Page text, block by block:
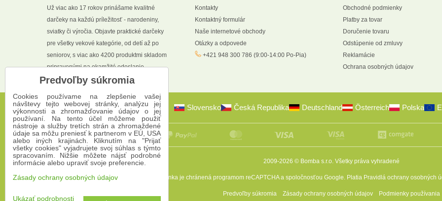
Už viac ako 17 rokov prinášame kvalitné
darčeky na každú príležitosť - narodeniny,
sviatky či výročia. Objavte praktické darčeky
pre všetky vekové kategórie, od detí až po
seniorov, s viac ako 4200 produktmi skladom
pripravenými na okamžité odoslanie.
Kontakty
Kontaktný formulár
Naše internetové obchody
Otázky a odpovede
+421 948 300 786 (9:00-14:00 Po-Pia)
Obchodné podmienky
Platby za tovar
Doručenie tovaru
Odstúpenie od zmluvy
Reklamácie
Ochrana osobných údajov
Slovensko Česká Republika Deutschland Österreich Polska
2009-2026 © Bomba s.r.o. Všetky práva vyhradené
Táto stránka je chránená programom reCAPTCHA a spoločnosťou Google. Platia Pravidlá ochrany osobných
Predvoľby súkromia Zásady ochrany osobných údajov Podmienky používania
Predvoľby súkromia
Cookies používame na zlepšenie vašej
návštevy tejto webovej stránky, analýzu jej
výkonnosti a zhromažďovanie údajov o jej
používaní. Na tento účel môžeme použiť
nástroje a služby tretích strán a zhromaždené
údaje sa môžu preniesť k partnerom v EÚ, USA
alebo iných krajinách. Kliknutím na "Prijať
všetky cookies" vyjadrujete svoj súhlas s týmto
spracovaním. Nižšie môžete nájsť podrobné
informácie alebo upraviť svoje preferencie.
Zásady ochrany osobných údajov
Ukázať podrobnosti